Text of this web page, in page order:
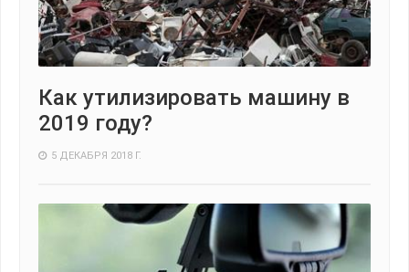
Как утилизировать машину в
2019 году?
5 ДЕКАБРЯ 2018 Г.